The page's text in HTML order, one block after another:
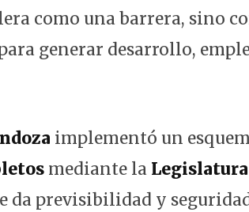
como una barrera, sino
generar desarrollo,
implementó un
mediante la
da previsibilidad y